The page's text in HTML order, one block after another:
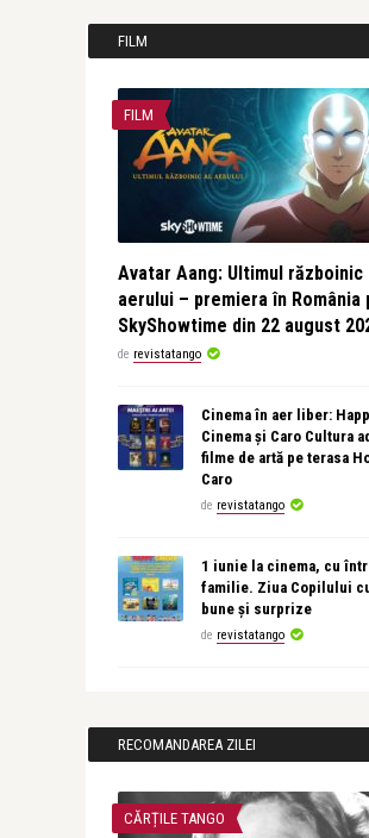
FILM
FILM
Avatar Aang: Ultimul războinic
aerului – premiera în România
SkyShowtime din 22 august
de revistatango
Cinema în aer liber:
Cinema și Caro Cultura
filme de artă pe terasa
Caro
de revistatango
1 iunie la cinema, cu
familie. Ziua Copilului
bune și surprize
de revistatango
RECOMANDAREA ZILEI
CĂRȚILE TANGO